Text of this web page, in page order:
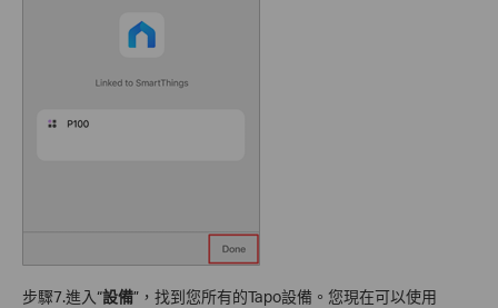
步驟7.進入“設備”，找到您所有的Tapo設備。您現在可以使用